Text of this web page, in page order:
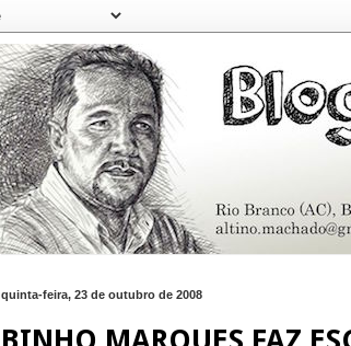
quinta-feira, 23 de outubro de 2008